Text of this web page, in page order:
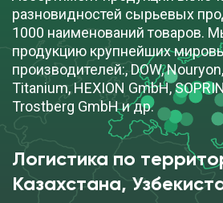
разновидностей сырьевых
1000 наименований товаров.
продукцию крупнейших
производителей:, DOW,
Titanium, HEXION GmbH,
Trostberg GmbH и др.
Логистика по
Казахстана,